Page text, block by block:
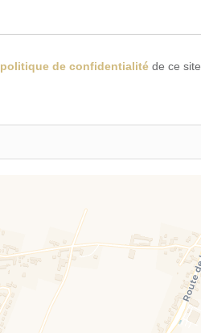
politique de confidentialitéde ce site